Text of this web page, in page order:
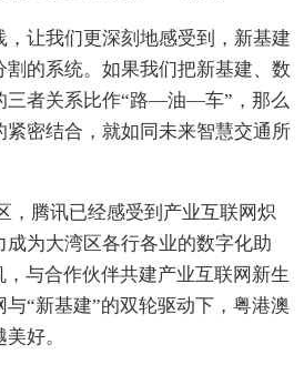
让我们更深刻地感受到，新基建
的系统。如果我们把新基建、数
三者关系比作“路—油—车”，那么
紧密结合，就如同未来智慧交通所
，腾讯已经感受到产业互联网炽
为大湾区各行各业的数字化助
，与合作伙伴共建产业互联网新生
“新基建”的双轮驱动下，粤港澳
好。